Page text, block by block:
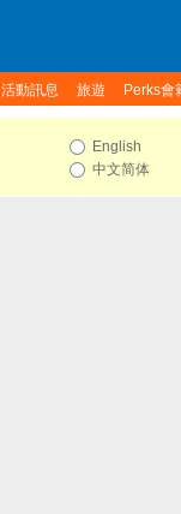
活動訊息 旅遊 Perks會
English
中文简体